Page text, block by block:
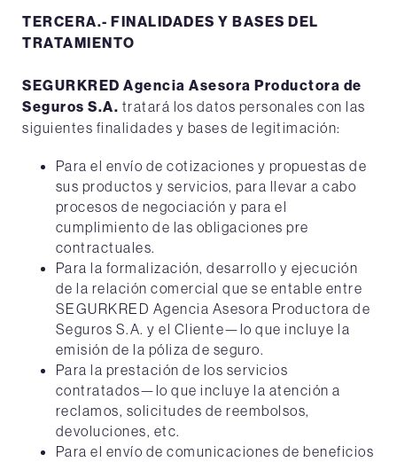
TERCERA.- FINALIDADES Y BASES DEL
TRATAMIENTO
SEGURKRED Agencia Asesora Productora de
Seguros S.A. tratará los datos personales con las
siguientes finalidades y bases de legitimación:
Para el envío de cotizaciones y propuestas de
sus productos y servicios, para llevar a cabo
procesos de negociación y para el
cumplimiento de las obligaciones pre
contractuales.
Para la formalización, desarrollo y ejecución
de la relación comercial que se entable entre
SEGURKRED Agencia Asesora Productora de
Seguros S.A. y el Cliente—lo que incluye la
emisión de la póliza de seguro.
Para la prestación de los servicios
contratados—lo que incluye la atención a
reclamos, solicitudes de reembolsos,
devoluciones, etc.
Para el envío de comunicaciones de beneficios